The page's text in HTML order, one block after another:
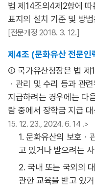
법 제14조의4제2항에
표지의 설치 기준 및 방
[전문개정 2018. 3. 12.]
제4조 (문화유산 전문인
① 국가유산청장은 법 제
ㆍ관리 및 수리 등과 관
지급하려는 경우에는 다
람 중에서 장학금 지급
15. 12. 23., 2024. 6. 14 .>
1. 문화유산의 보호ㆍ
고 있거나 받으려는
2. 국내 또는 국외의
관한 교육을 받고 있